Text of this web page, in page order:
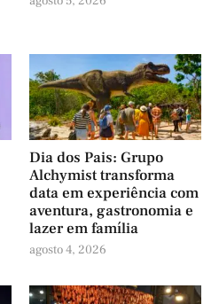
Dia dos Pais: Grupo
Alchymist transforma
data em experiência com
aventura, gastronomia e
lazer em família
agosto 4, 2026